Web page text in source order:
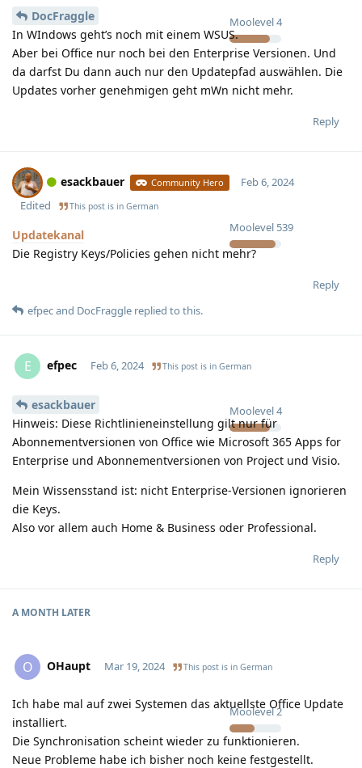
Moolevel4
DocFraggle
In WIndows geht’s noch mit einem WSUS.
Aber bei Office nur noch bei den Enterprise Versionen. Und
da darfst Du dann auch nur den Updatepfad auswählen. Die
Updates vorher genehmigen geht mWn nicht mehr.
Reply
esackbauer Community Hero
Moolevel 539
Feb 6, 2024
Edited
This post is in German
Updatekanal
Die Registry Keys/Policies gehen nicht mehr?
Reply
efpecand DocFraggle replied to this.
E efpec
Moolevel4
Feb 6, 2024 This post is in German
esackbauer
Hinweis: Diese Richtlinieneinstellung gilt nur für
Abonnementversionen von Office wie Microsoft 365 Apps for
Enterprise und Abonnementversionen von Project und Visio.​
Mein Wissensstand ist: nicht Enterprise-Versionen ignorieren
die Keys.
Also vor allem auch Home & Business oder Professional.
Reply
A MONTH LATER
O OHaupt
Moolevel2
Mar 19, 2024 This post is in German
Ich habe mal auf zwei Systemen das aktuellste Office Update
installiert.
Die Synchronisation scheint wieder zu funktionieren.
Neue Probleme habe ich bisher noch keine festgestellt.